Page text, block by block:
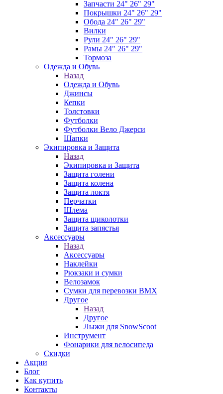
Запчасти 24" 26" 29"
Покрышки 24" 26" 29"
Обода 24" 26" 29"
Вилки
Рули 24" 26" 29"
Рамы 24" 26" 29"
Тормоза
Одежда и Обувь
Назад
Одежда и Обувь
Джинсы
Кепки
Толстовки
Футболки
Футболки Вело Джерси
Шапки
Экипировка и Защита
Назад
Экипировка и Защита
Защита голени
Защита колена
Защита локтя
Перчатки
Шлема
Защита щиколотки
Защита запястья
Аксессуары
Назад
Аксессуары
Наклейки
Рюкзаки и сумки
Велозамок
Сумки для перевозки BMX
Другое
Назад
Другое
Лыжи для SnowScoot
Инструмент
Фонарики для велосипеда
Скидки
Акции
Блог
Как купить
Контакты